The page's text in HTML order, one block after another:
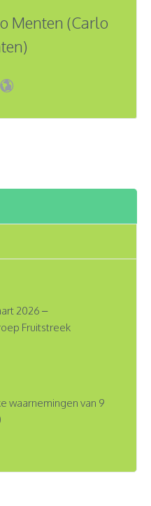
Menten (Carlo
2026 –
Fruitstreek
waarnemingen van 9